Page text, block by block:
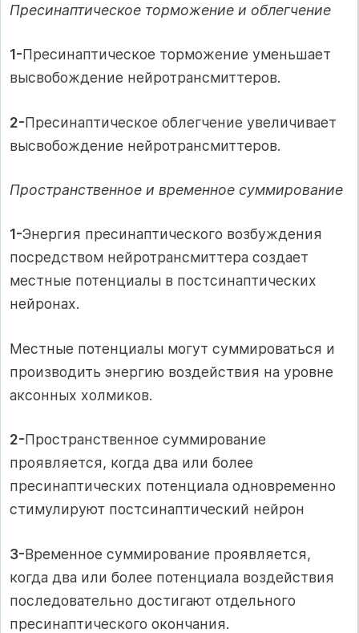
Пресинаптическое торможение и облегчение
1-Пресинаптическое торможение уменьшает
высвобождение нейротрансмиттеров.
2-Пресинаптическое облегчение увеличивает
высвобождение нейротрансмиттеров.
Пространственное и временное суммирование
1-Энергия пресинаптического возбуждения
посредством нейротрансмиттера создает
местные потенциалы в постсинаптических
нейронах.
Местные потенциалы могут суммироваться и
производить энергию воздействия на уровне
аксонных холмиков.
2-Пространственное суммирование
проявляется, когда два или более
пресинаптических потенциала одновременно
стимулируют постсинаптический нейрон
3-Временное суммирование проявляется,
когда два или более потенциала воздействия
последовательно достигают отдельного
пресинаптического окончания.